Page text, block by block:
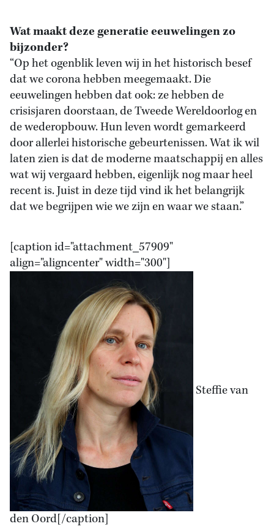
Wat maakt deze generatie eeuwelingen zo
bijzonder?
“Op het ogenblik leven wij in het historisch besef
dat we corona hebben meegemaakt. Die
eeuwelingen hebben dat ook: ze hebben de
crisisjaren doorstaan, de Tweede Wereldoorlog en
de wederopbouw. Hun leven wordt gemarkeerd
door allerlei historische gebeurtenissen. Wat ik wil
laten zien is dat de moderne maatschappij en alles
wat wij vergaard hebben, eigenlijk nog maar heel
recent is. Juist in deze tijd vind ik het belangrijk
dat we begrijpen wie we zijn en waar we staan.”
[caption id="attachment_57909"
align="aligncenter" width="300"]
Steffie van
den Oord[/caption]